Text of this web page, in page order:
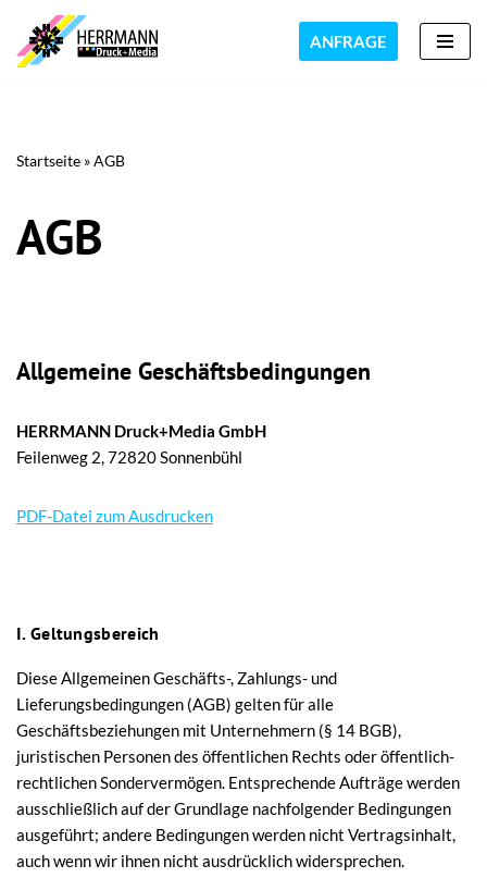
Zum
ANFRAGE
Startseite »AGB
AGB
Allgemeine Geschäftsbedingungen
HERRMANN Druck+Media GmbH
Feilenweg 2, 72820 Sonnenbühl
PDF-Datei zum Ausdrucken
I. Geltungsbereich
Diese Allgemeinen Geschäfts-, Zahlungs- und
Lieferungsbedingungen (AGB) gelten für alle
Geschäftsbeziehungen mit Unternehmern (§ 14 BGB),
juristischen Personen des öffentlichen Rechts oder öffentlich-
rechtlichen Sondervermögen. Entsprechende Aufträge werden
ausschließlich auf der Grundlage nachfolgender Bedingungen
ausgeführt; andere Bedingungen werden nicht Vertragsinhalt,
auch wenn wir ihnen nicht ausdrücklich widersprechen.